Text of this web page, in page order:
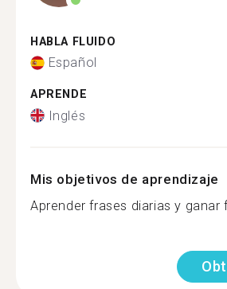
HABLA FLUIDO
Español
APRENDE
Inglés
Mis objetivos de aprendizaje
Aprender frases diarias y ganar